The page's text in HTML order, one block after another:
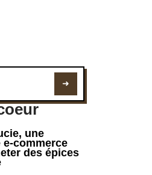
une
e-commerce
des épices